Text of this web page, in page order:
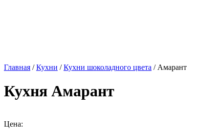
Главная /Кухни /Кухни шоколадного цвета / Амарант
Кухня Амарант
Цена: